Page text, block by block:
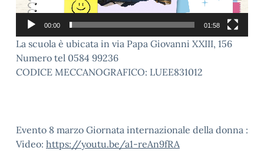
00:00 01:58
La scuola è ubicata in via Papa Giovanni XXIII, 156
Numero tel 0584 99236
CODICE MECCANOGRAFICO: LUEE831012
Evento 8 marzo Giornata internazionale della donna :
Video: https://youtu.be/a1-reAn9fRA